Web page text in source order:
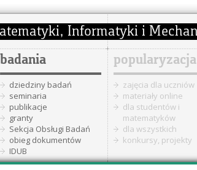
badania
dziedziny badań
seminaria
publikacje
granty
Sekcja Obsługi Badań
obieg dokumentów
IDUB
popularyzacja
zajęcia dla uczniów
materiały online
dla studentów i
matematyków
dla wszystkich
konkursy, projekty